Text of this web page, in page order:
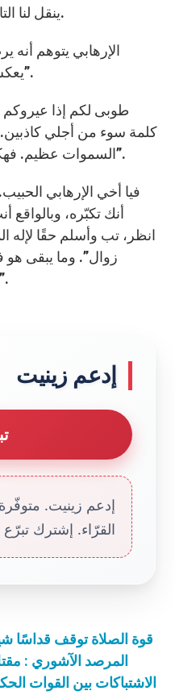
ينقل لنا التاريخ، تزهر خبرات توبة وارتداد.
يعكس بكل تأكيد صورة “الله محبة”.
كلمة سوء من أجلي كاذبين.
السموات عظيم. فهكذا اضطهدوا الأنبياء من قبلكم”.
فيا أخي الإرهابي
أنك تكبّره، وبالواقع
انظر، تب وأسلم حقًا لإله
زوال”. وما يبقى هو
والأعظم من هذه كلها: المحبة”.
إدعم زينيت
إدعم زينيت.
القرّاء. إشترك تبرّع
قوة الصلاة توقف قداسًا
المرصد الآشوري :
الاشتباكات بين القوات